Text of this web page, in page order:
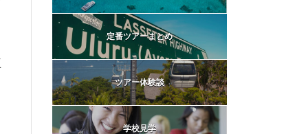
定番ツアーまとめ
ツアー体験談
学校見学